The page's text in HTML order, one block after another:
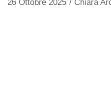
26 Ottobre 2025 / Chiara